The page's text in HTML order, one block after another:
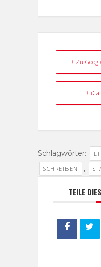
+ Zu
+
Schlagwörter:
SCHREIBEN ,
TEILE